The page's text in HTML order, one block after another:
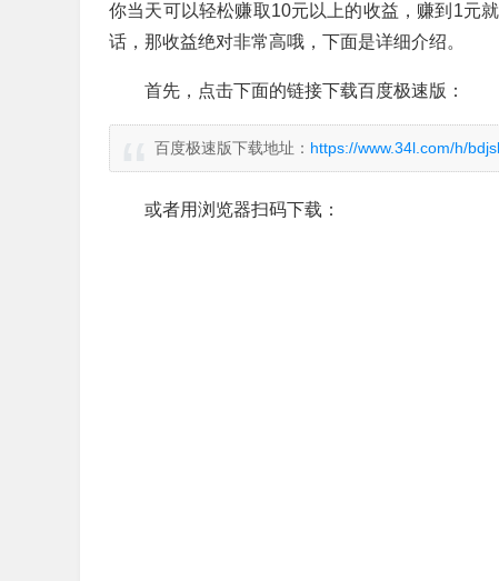
你当天可以轻松赚取10元以上的收益，赚到1元
话，那收益绝对非常高哦，下面是详细介绍。
首先，点击下面的链接下载百度极速版：
百度极速版下载地址： https://www.34l.com/h/
或者用浏览器扫码下载：